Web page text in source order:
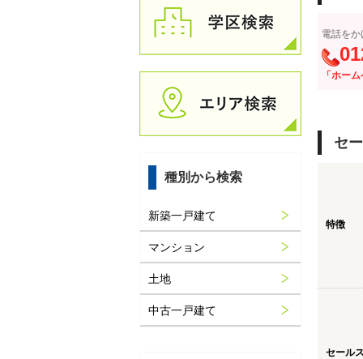
電話を
「ホー
セ
特徴
セール
種別から検索
新築一戸建て
マンション
土地
中古一戸建て